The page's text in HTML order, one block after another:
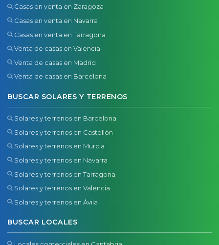
Casas en venta en Zaragoza
Casas en venta en Navarra
Casas en venta en Tarragona
Venta de casas en Valencia
Venta de casas en Madrid
Venta de casas en Barcelona
BUSCAR SOLARES Y TERRENOS
Solares y terrenos en Barcelona
Solares y terrenos en Castellón
Solares y terrenos en Murcia
Solares y terrenos en Navarra
Solares y terrenos en Tarragona
Solares y terrenos en Valencia
Solares y terrenos en Ávila
BUSCAR LOCALES